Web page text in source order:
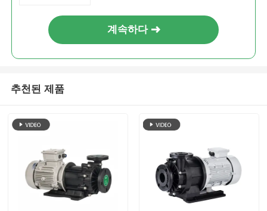
계속하다
추천된 제품